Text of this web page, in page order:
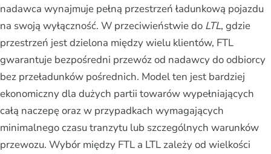
nadawca wynajmuje pełną przestrzeń ładunkową pojazdu
na swoją wyłączność. W przeciwieństwie do LTL, gdzie
przestrzeń jest dzielona między wielu klientów, FTL
gwarantuje bezpośredni przewóz od nadawcy do odbiorcy
bez przeładunków pośrednich. Model ten jest bardziej
ekonomiczny dla dużych partii towarów wypełniających
całą naczepę oraz w przypadkach wymagających
minimalnego czasu tranzytu lub szczególnych warunków
przewozu. Wybór między FTL a LTL zależy od wielkości